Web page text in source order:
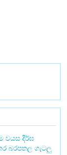
වයස දීර්ඝ
බරපතල ගැටලු